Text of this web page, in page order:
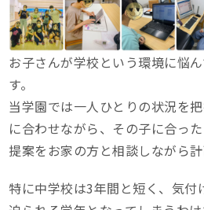
お子さんが学校という環境に悩
す。
当学園では一人ひとりの状況を
に合わせながら、その子に合った
提案をお家の方と相談しながら計
特に中学校は3年間と短く、気付